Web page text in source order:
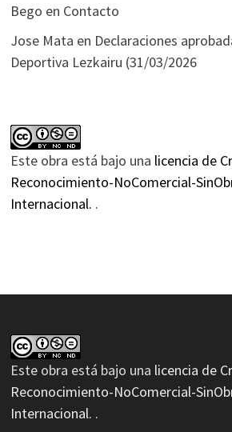
Bego en Contacto
Jose Mata en Declaraciones
Deportiva Lezkairu (31/03/2026
Este obra está bajo una licencia de
Reconocimiento-NoComercial-
Internacional. .
Este obra está bajo una licencia de
Reconocimiento-NoComercial-
Internacional. .